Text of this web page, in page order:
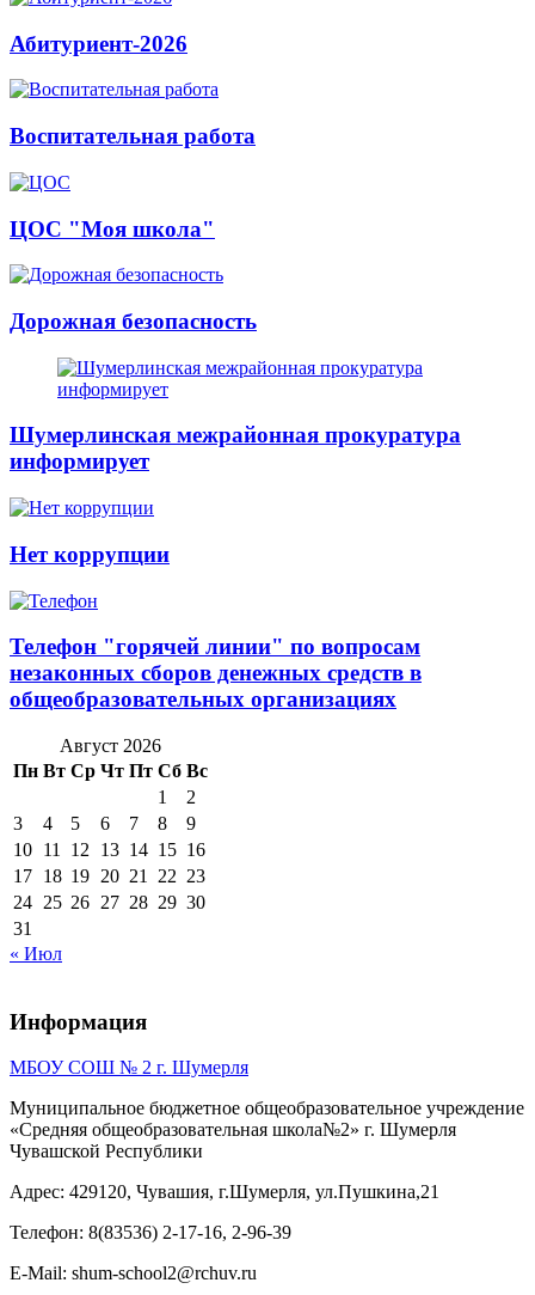
Абитуриент-2026
Воспитательная работа
ЦОС "Моя школа"
Дорожная безопасность
Шумерлинская межрайонная прокуратура
информирует
Нет коррупции
Телефон "горячей линии" по вопросам
незаконных сборов денежных средств в
общеобразовательных организациях
Август 2026
Пн Вт Ср Чт Пт Сб Вс
1
2
3
4 5 6 7 8
9
10 11 12 13 14 15 16
17 18 19 20 21 22 23
24 25 26 27 28 29 30
31
« Июл
Информация
МБОУ СОШ № 2 г. Шумерля
Муниципальное бюджетное общеобразовательное учреждение
«Средняя общеобразовательная школа№2» г. Шумерля
Чувашской Республики
Адрес: 429120, Чувашия, г.Шумерля, ул.Пушкина,21
Телефон: 8(83536) 2-17-16, 2-96-39
E-Mail: shum-school2@rchuv.ru